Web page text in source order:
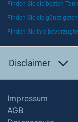
Finden Sie die besten
Finden Sie die
Finden Sie Ihre
Disclaimer
Impressum
AGB